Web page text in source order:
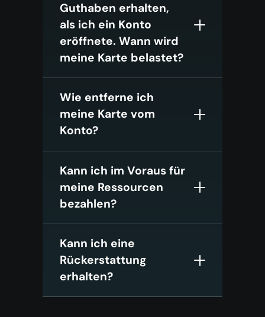
Guthaben erhalten,
als ich ein Konto
eröffnete. Wann wird
meine Karte belastet?
Wie entferne ich
meine Karte vom
Konto?
Kann ich im Voraus für
meine Ressourcen
bezahlen?
Kann ich eine
Rückerstattung
erhalten?